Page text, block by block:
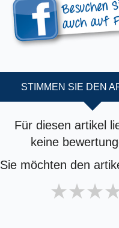
STIMMEN SIE DEN
Für diesen artikel
keine
Sie möchten den
2
1